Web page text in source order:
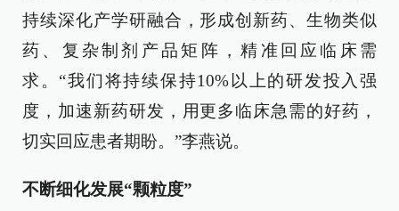
持续深化产学研融合，形成创新药、生物类似
药、复杂制剂产品矩阵，精准回应临床需
求。“我们将持续保持10%以上的研发投入强
度，加速新药研发，用更多临床急需的好药，
切实回应患者期盼。”李燕说。
不断细化发展“颗粒度”